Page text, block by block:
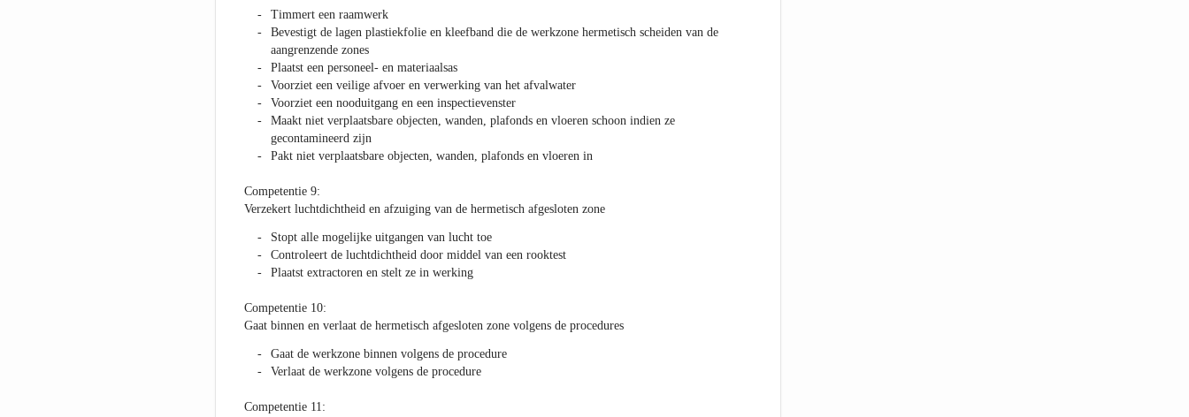
Timmert een raamwerk
Bevestigt de lagen plastiekfolie en kleefband die de werkzone hermetisch scheiden van de
aangrenzende zones
Plaatst een personeel- en materiaalsas
Voorziet een veilige afvoer en verwerking van het afvalwater
Voorziet een nooduitgang en een inspectievenster
Maakt niet verplaatsbare objecten, wanden, plafonds en vloeren schoon indien ze
gecontamineerd zijn
Pakt niet verplaatsbare objecten, wanden, plafonds en vloeren in
Competentie 9:
Verzekert luchtdichtheid en afzuiging van de hermetisch afgesloten zone
Stopt alle mogelijke uitgangen van lucht toe
Controleert de luchtdichtheid door middel van een rooktest
Plaatst extractoren en stelt ze in werking
Competentie 10:
Gaat binnen en verlaat de hermetisch afgesloten zone volgens de procedures
Gaat de werkzone binnen volgens de procedure
Verlaat de werkzone volgens de procedure
Competentie 11: